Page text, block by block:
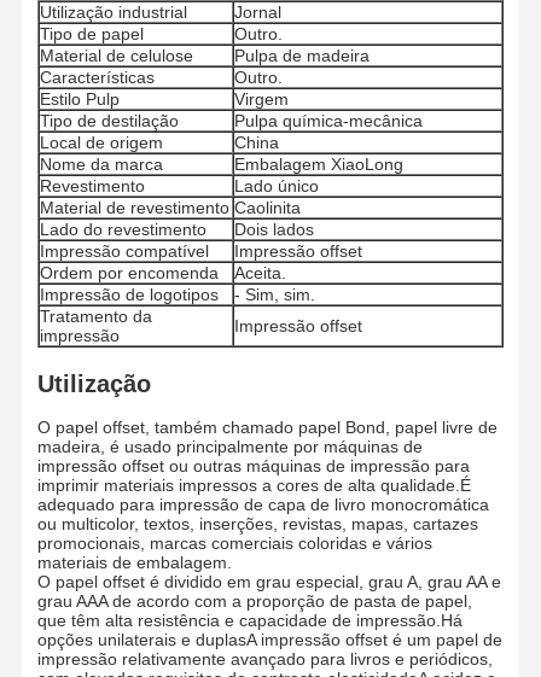
Lar Produtos Vídeos Sobre Nós
Utilização industrial
Jornal
Tipo de papel
Outro.
Material de celulose
Pulpa de madeira
Características
Outro.
Estilo Pulp
Virgem
Tipo de destilação
Pulpa química-mecânica
Local de origem
China
Nome da marca
Embalagem XiaoLong
Revestimento
Lado único
Material de revestimento Caolinita
Lado do revestimento
Dois lados
Impressão compatível
Impressão offset
Ordem por encomenda
Aceita.
Impressão de logotipos
- Sim, sim.
Tratamento da
impressão
Impressão offset
Utilização
O papel offset, também chamado papel Bond, papel livre de
madeira, é usado principalmente por máquinas de
impressão offset ou outras máquinas de impressão para
imprimir materiais impressos a cores de alta qualidade.É
adequado para impressão de capa de livro monocromática
ou multicolor, textos, inserções, revistas, mapas, cartazes
promocionais, marcas comerciais coloridas e vários
materiais de embalagem.
O papel offset é dividido em grau especial, grau A, grau AA e
grau AAA de acordo com a proporção de pasta de papel,
que têm alta resistência e capacidade de impressão.Há
opções unilaterais e duplasA impressão offset é um papel de
impressão relativamente avançado para livros e periódicos,